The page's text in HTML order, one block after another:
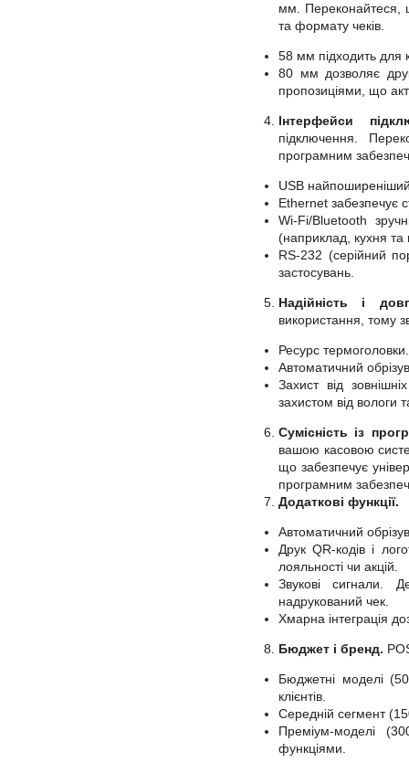
мм. Переконайтеся,
та формату чеків.
58 мм підходить для
80 мм дозволяє
пропозиціями, що
Інтерфейси
підключення.
програмним
USB
Ethernet забезпечує
Wi-Fi/Bluetooth
(наприклад, кухня та
RS-232 (серійний
застосувань.
Надійність і
використання, тому
Ресурс
Автоматичний
Захист від
захистом від вологи
Сумісність із
вашою касовою
що забезпечує
програмним
Додаткові функції.
Автоматичний
Друк QR-кодів і
лояльності чи акцій.
Звукові сигнали.
надрукований чек.
Хмарна інтеграція
Бюджет і бренд.
Бюджетні моделі
клієнтів.
Середній сегмент
Преміум-моделі
функціями.